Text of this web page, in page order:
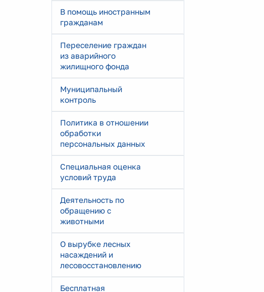
В помощь иностранным
гражданам
Переселение граждан
из аварийного
жилищного фонда
Муниципальный
контроль
Политика в отношении
обработки
персональных данных
Специальная оценка
условий труда
Деятельность по
обращению с
животными
О вырубке лесных
насаждений и
лесовосстановлению
Бесплатная